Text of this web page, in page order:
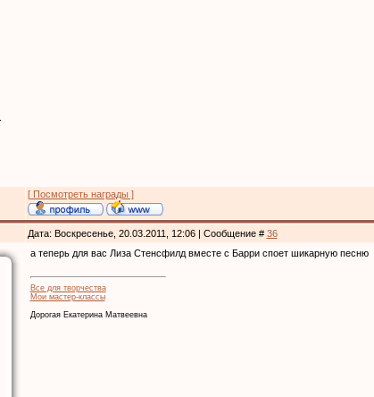
[ Посмотреть награды ]
Дата: Воскресенье, 20.03.2011, 12:06 | Сообщение # 36
а теперь для вас Лиза Стенсфилд вместе с Барри cпоет шикарную песню
Все для творчества
Мои мастер-классы
Дорогая Екатерина Матвеевна